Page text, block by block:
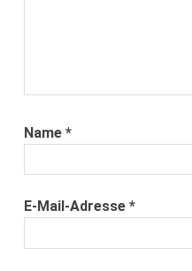
Name*
E-Mail-Adresse*